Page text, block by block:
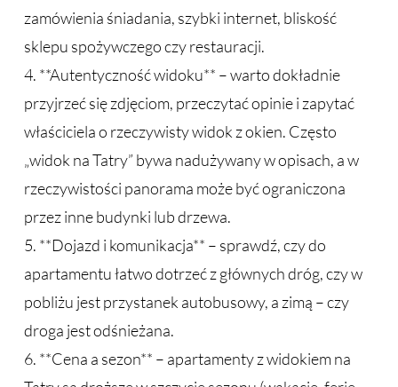
zamówienia śniadania, szybki internet, bliskość
sklepu spożywczego czy restauracji.
4. **Autentyczność widoku** – warto dokładnie
przyjrzeć się zdjęciom, przeczytać opinie i zapytać
właściciela o rzeczywisty widok z okien. Często
„widok na Tatry” bywa nadużywany w opisach, a w
rzeczywistości panorama może być ograniczona
przez inne budynki lub drzewa.
5. **Dojazd i komunikacja** – sprawdź, czy do
apartamentu łatwo dotrzeć z głównych dróg, czy w
pobliżu jest przystanek autobusowy, a zimą – czy
droga jest odśnieżana.
6. **Cena a sezon** – apartamenty z widokiem na